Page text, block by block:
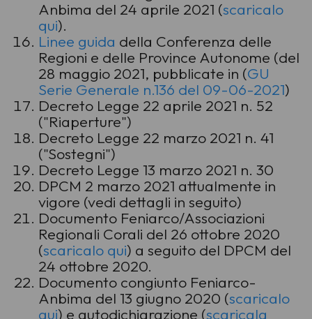
Anbima del 24 aprile 2021 (scaricalo
qui).
Linee guida della Conferenza delle
Regioni e delle Province Autonome (del
28 maggio 2021, pubblicate in (GU
Serie Generale n.136 del 09-06-2021)
Decreto Legge 22 aprile 2021 n. 52
("Riaperture")
Decreto Legge 22 marzo 2021 n. 41
("Sostegni")
Decreto Legge 13 marzo 2021 n. 30
DPCM 2 marzo 2021 attualmente in
vigore (vedi dettagli in seguito)
Documento Feniarco/Associazioni
Regionali Corali del 26 ottobre 2020
(scaricalo qui) a seguito del DPCM del
24 ottobre 2020.
Documento congiunto Feniarco-
Anbima del 13 giugno 2020 (scaricalo
qui) e autodichiarazione (scaricala